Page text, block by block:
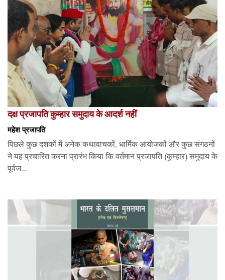
दक्ष प्रजापति कुम्हार समुदाय के आदर्श नहीं
महेश प्रजापति
पिछले कुछ दशकों में अनेक कथावाचकों, धार्मिक आयोजकों और कुछ संगठनों
ने यह प्रचारित करना प्रारंभ किया कि वर्तमान प्रजापति (कुम्हार) समुदाय के
पूर्वज...